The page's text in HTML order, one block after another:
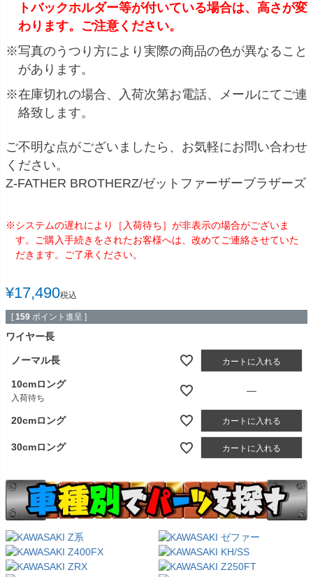
トバックホルダー等が付いている場合は、高さが変
わります。ご注意ください。
※写真のうつり方により実際の商品の色が異なること
があります。
※在庫切れの場合、入荷次第お電話、メールにてご連
絡致します。
ご不明な点がございましたら、お気軽にお問い合わせ
ください。
Z-FATHER BROTHERZ/ゼットファーザーブラザーズ
※システムの遅れにより［入荷待ち］が非表示の場合がございま
す。ご購入手続きをされたお客様へは、改めてご連絡させていた
だきます。ご了承ください。
¥17,490税込
[ 159 ポイント進呈 ]
ワイヤー長
ノーマル長 カートに入れる
10cmロング
入荷待ち
—
20cmロング カートに入れる
30cmロング カートに入れる